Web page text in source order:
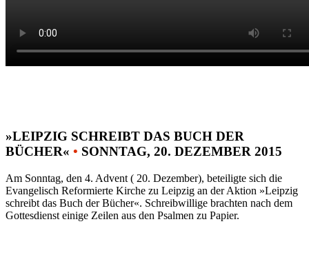
»LEIPZIG SCHREIBT DAS BUCH DER
BÜCHER« • SONNTAG, 20. DEZEMBER 2015
Am Sonntag, den 4. Advent ( 20. Dezember), beteiligte sich die
Evangelisch Reformierte Kirche zu Leipzig an der Aktion »Leipzig
schreibt das Buch der Bücher«. Schreibwillige brachten nach dem
Gottesdienst einige Zeilen aus den Psalmen zu Papier.